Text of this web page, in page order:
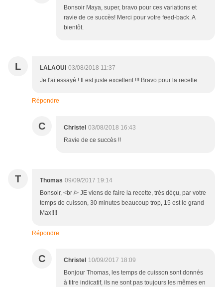
Bonsoir Maya, super, bravo pour ces variations et
ravie de ce succès! Merci pour votre feed-back. A
bientôt.
L LALAOUI 03/08/2018 11:37
Je l'ai essayé ! Il est juste excellent !!! Bravo pour la recette
Répondre
C Christel 03/08/2018 16:43
Ravie de ce succès !!
T Thomas 09/09/2017 19:14
Bonsoir, <br /> JE viens de faire la recette, très déçu, par votre
temps de cuisson, 30 minutes beaucoup trop, 15 est le grand
Max!!!!
Répondre
C Christel 10/09/2017 18:09
Bonjour Thomas, les temps de cuisson sont donnés
à titre indicatif, ils ne sont pas toujours les mêmes en